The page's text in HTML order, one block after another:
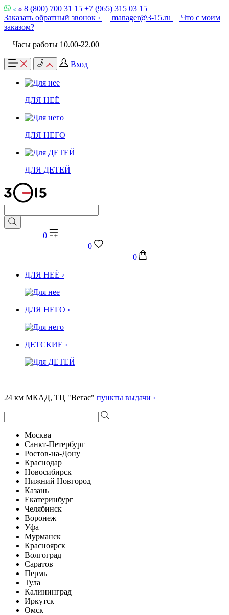
8 (800) 700 31 15 +7 (965) 315 03 15
Заказать обратный звонок ›
manager@3-15.ru
Что с моим
заказом?
Часы работы 10.00-22.00
Вход
ДЛЯ НЕЁ
ДЛЯ НЕГО
ДЛЯ ДЕТЕЙ
0
0
0
ДЛЯ НЕЁ ›
ДЛЯ НЕГО ›
ДЕТСКИЕ ›
24 км МКАД, ТЦ "Вегас" пункты выдачи ›
Москва
Санкт-Петербург
Ростов-на-Дону
Краснодар
Новосибирск
Нижний Новгород
Казань
Екатеринбург
Челябинск
Воронеж
Уфа
Мурманск
Красноярск
Волгоград
Саратов
Пермь
Тула
Калининград
Иркутск
Омск